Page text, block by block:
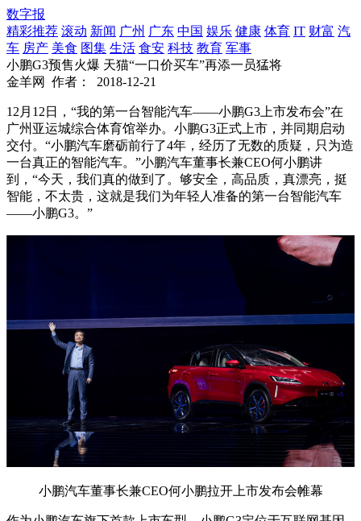
数字报
精彩推荐 滚动 新闻 广州 广东 中国 娱乐 健康 体育 IT 财富 汽
车 房产 美食 图集 生活 食安 科技 教育 军事
小鹏G3预售火爆 天猫“一口价买车”再添一员猛将
金羊网
作者： 2018-12-21
12月12日，“我的第一台智能汽车——小鹏G3上市发布会”在
广州亚运城综合体育馆举办。小鹏G3正式上市，并同期启动
交付。“小鹏汽车磨砺前行了4年，经历了无数的质疑，只为造
一台真正的智能汽车。”小鹏汽车董事长兼CEO何小鹏讲
到，“今天，我们真的做到了。够安全，高品质，真漂亮，挺
智能，不太贵，这就是我们为年轻人准备的第一台智能汽车
——小鹏G3。”
小鹏汽车董事长兼CEO何小鹏拉开上市发布会帷幕